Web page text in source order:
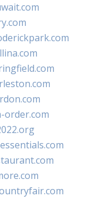
order.com